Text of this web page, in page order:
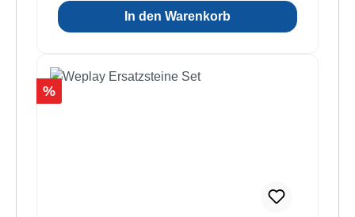
In den Warenkorb
Rabatt
%